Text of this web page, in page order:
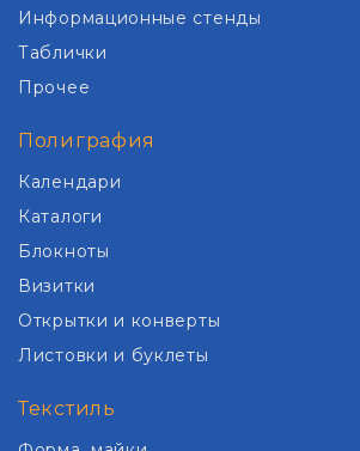
Информационные стенды
Таблички
Прочее
Полиграфия
Календари
Каталоги
Блокноты
Визитки
Открытки и конверты
Листовки и буклеты
Текстиль